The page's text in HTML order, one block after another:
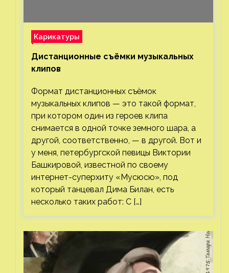
Карикатуры
Дистанционные съёмки музыкальных
клипов⁠⁠
Формат дистанционных съёмок
музыкальных клипов — это такой формат,
при котором один из героев клипа
снимается в одной точке земного шара, а
другой, соответственно, — в другой. Вот и
у меня, петербургской певицы Виктории
Башкировой, известной по своему
интернет-суперхиту «Мусюсю», под
который танцевал Дима Билан, есть
несколько таких работ: С […]